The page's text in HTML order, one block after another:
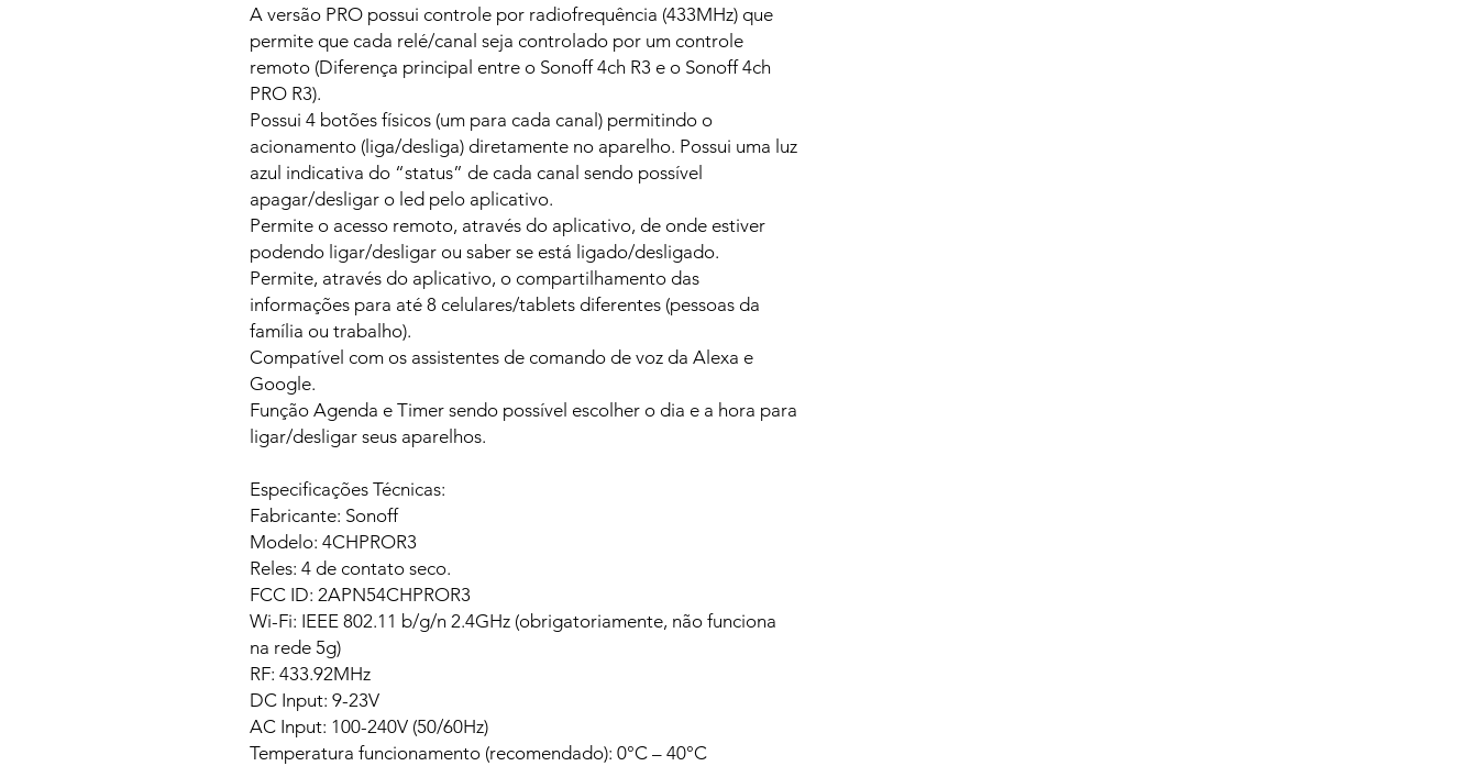
A versão PRO possui controle por radiofrequência (433MHz) que
permite que cada relé/canal seja controlado por um controle
remoto (Diferença principal entre o Sonoff 4ch R3 e o Sonoff 4ch
PRO R3).
Possui 4 botões físicos (um para cada canal) permitindo o
acionamento (liga/desliga) diretamente no aparelho. Possui uma luz
azul indicativa do “status” de cada canal sendo possível
apagar/desligar o led pelo aplicativo.
Permite o acesso remoto, através do aplicativo, de onde estiver
podendo ligar/desligar ou saber se está ligado/desligado.
Permite, através do aplicativo, o compartilhamento das
informações para até 8 celulares/tablets diferentes (pessoas da
família ou trabalho).
Compatível com os assistentes de comando de voz da Alexa e
Google.
Função Agenda e Timer sendo possível escolher o dia e a hora para
ligar/desligar seus aparelhos.
Especificações Técnicas:
Fabricante: Sonoff
Modelo: 4CHPROR3
Reles: 4 de contato seco.
FCC ID: 2APN54CHPROR3
Wi-Fi: IEEE 802.11 b/g/n 2.4GHz (obrigatoriamente, não funciona
na rede 5g)
RF: 433.92MHz
DC Input: 9-23V
AC Input: 100-240V (50/60Hz)
Temperatura funcionamento (recomendado): 0°C – 40°C